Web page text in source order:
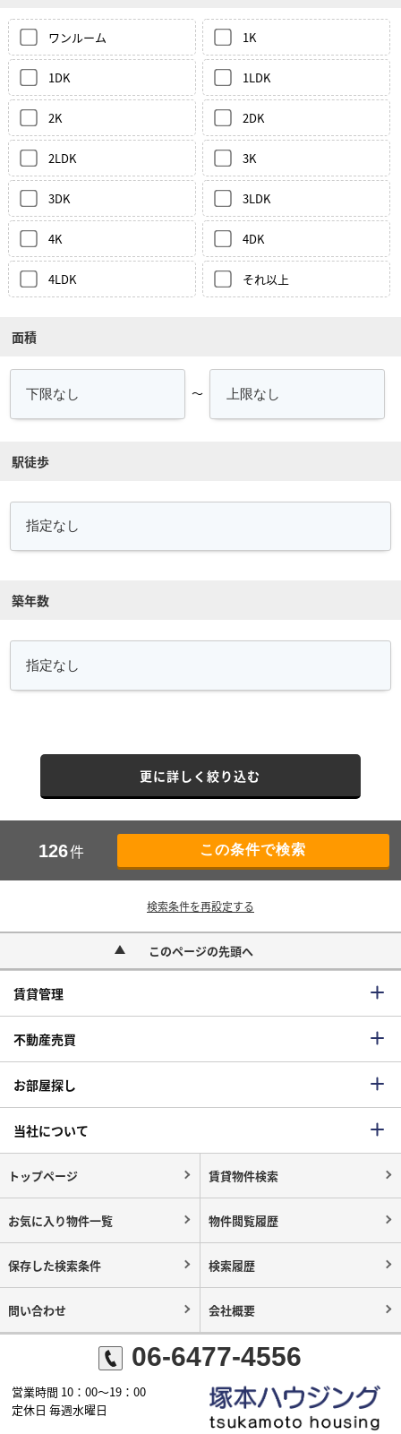
ワンルーム 1K
1DK 1LDK
2K 2DK
2LDK 3K
3DK 3LDK
4K 4DK
4LDK それ以上
面積
～
駅徒歩
築年数
更に詳しく絞り込む
126件
検索条件を再設定する
このページの先頭へ
賃貸管理
不動産売買
お部屋探し
当社について
トップページ 賃貸物件検索
お気に入り物件一覧 物件閲覧履歴
保存した検索条件 検索履歴
問い合わせ 会社概要
06-6477-4556
営業時間 10：00～19：00
定休日 毎週水曜日